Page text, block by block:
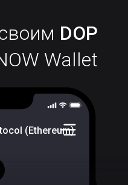
DOP
Wallet
(Ethereum)